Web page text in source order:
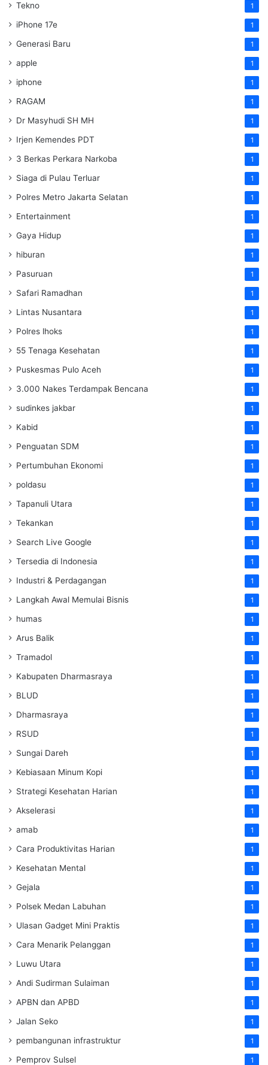
Tekno 1
iPhone 17e 1
Generasi Baru 1
apple 1
iphone 1
RAGAM 1
Dr Masyhudi SH MH 1
Irjen Kemendes PDT 1
3 Berkas Perkara Narkoba 1
Siaga di Pulau Terluar 1
Polres Metro Jakarta Selatan 1
Entertainment 1
Gaya Hidup 1
hiburan 1
Pasuruan 1
Safari Ramadhan 1
Lintas Nusantara 1
Polres lhoks 1
55 Tenaga Kesehatan 1
Puskesmas Pulo Aceh 1
3.000 Nakes Terdampak Bencana 1
sudinkes jakbar 1
Kabid 1
Penguatan SDM ‎ 1
Pertumbuhan Ekonomi 1
poldasu 1
Tapanuli Utara 1
Tekankan 1
Search Live Google 1
Tersedia di Indonesia 1
Industri & Perdagangan 1
Langkah Awal Memulai Bisnis 1
humas 1
Arus Balik 1
Tramadol 1
Kabupaten Dharmasraya 1
BLUD 1
Dharmasraya 1
RSUD 1
Sungai Dareh 1
Kebiasaan Minum Kopi 1
Strategi Kesehatan Harian 1
Akselerasi 1
amab 1
Cara Produktivitas Harian 1
Kesehatan Mental 1
Gejala 1
Polsek Medan Labuhan 1
Ulasan Gadget Mini Praktis 1
Cara Menarik Pelanggan 1
Luwu Utara 1
Andi Sudirman Sulaiman 1
APBN dan APBD 1
Jalan Seko 1
pembangunan infrastruktur 1
Pemprov Sulsel 1